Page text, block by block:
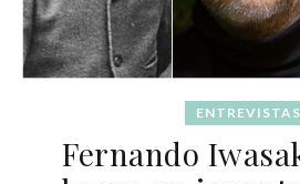
ENTREVISTAS
Fernando